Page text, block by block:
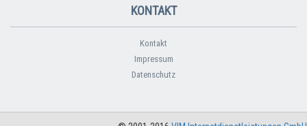
KONTAKT
Kontakt
Impressum
Datenschutz